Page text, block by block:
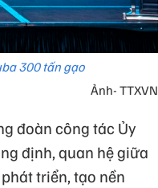
300 tấn gạo
Ảnh- TTXVN
đoàn công tác Ủy
định, quan hệ giữa
triển, tạo nền